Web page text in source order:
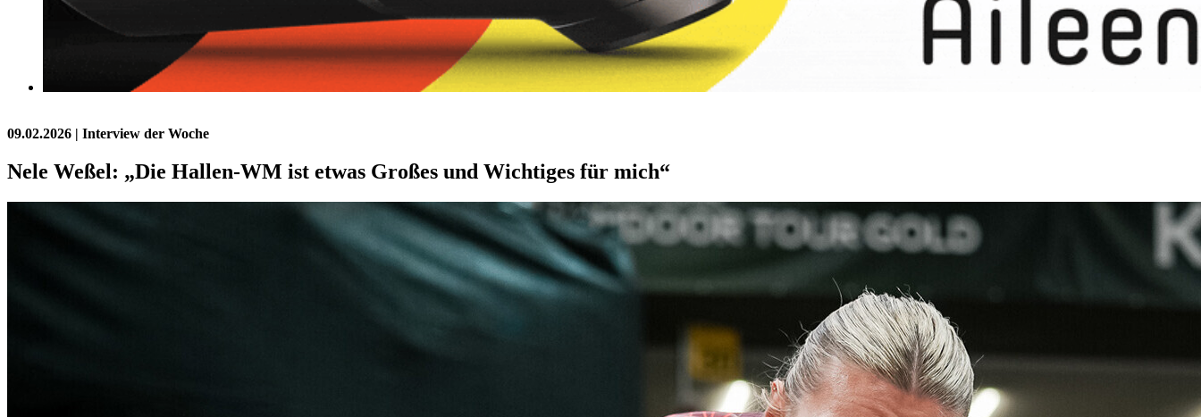
09.02.2026 | Interview der Woche
Nele Weßel: „Die Hallen-WM ist etwas Großes und Wichtiges für mich“